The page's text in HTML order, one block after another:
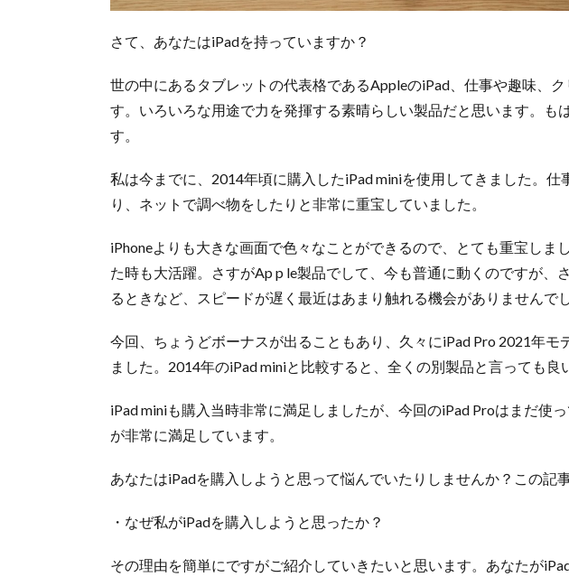
さて、あなたはiPadを持っていますか？
世の中にあるタブレットの代表格であるAppleのiPad、仕事や趣味、
す。いろいろな用途で力を発揮する素晴らしい製品だと思います。も
す。
私は今までに、2014年頃に購入したiPad miniを使用してきました。
り、ネットで調べ物をしたりと非常に重宝していました。
iPhoneよりも大きな画面で色々なことができるので、とても重宝しま
た時も大活躍。さすがAp p le製品でして、今も普通に動くのですが、
るときなど、スピードが遅く最近はあまり触れる機会がありませんでし
今回、ちょうどボーナスが出ることもあり、久々にiPad Pro 2021年モ
ました。2014年のiPad miniと比較すると、全くの別製品と言っても良
iPad miniも購入当時非常に満足しましたが、今回のiPad Proはまだ使
が非常に満足しています。
あなたはiPadを購入しようと思って悩んでいたりしませんか？この記事
・なぜ私がiPadを購入しようと思ったか？
その理由を簡単にですがご紹介していきたいと思います。あなたが